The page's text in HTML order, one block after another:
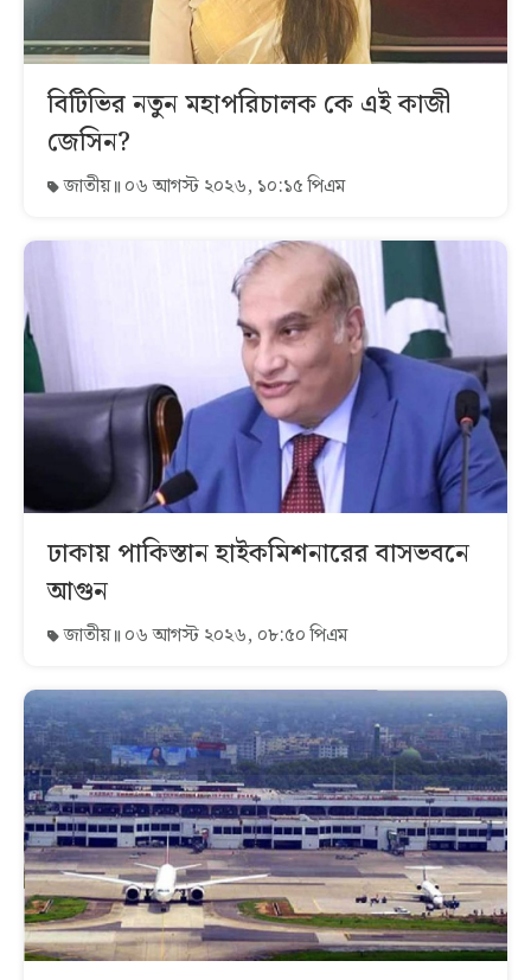
বিটিভির নতুন মহাপরিচালক কে এই কাজী
জেসিন?
জাতীয় ০৬ আগস্ট ২০২৬, ১০:১৫ পিএম
ঢাকায় পাকিস্তান হাইকমিশনারের বাসভবনে
আগুন
জাতীয় ০৬ আগস্ট ২০২৬, ০৮:৫০ পিএম